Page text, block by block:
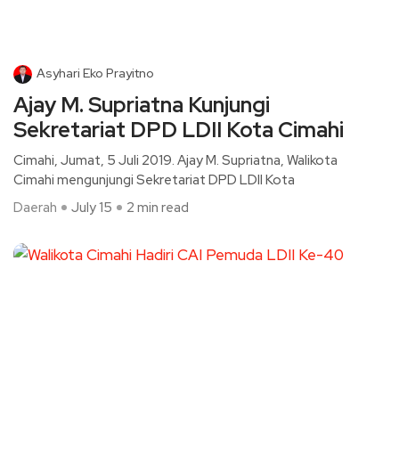
Asyhari Eko Prayitno
Ajay M. Supriatna Kunjungi
Sekretariat DPD LDII Kota Cimahi
Cimahi, Jumat, 5 Juli 2019. Ajay M. Supriatna, Walikota
Cimahi mengunjungi Sekretariat DPD LDII Kota
Daerah
July 15 2 min read